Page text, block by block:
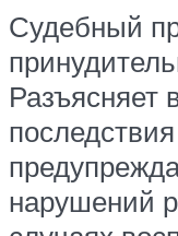
Судебный
Разъясняет
нарушений